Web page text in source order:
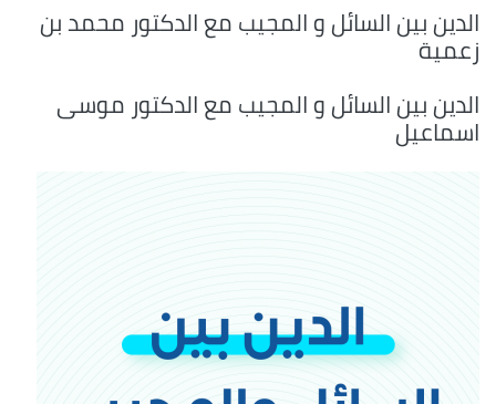
الدين بين السائل و المجيب مع الدكتور محمد بن
زعمية
الدين بين السائل و المجيب مع الدكتور موسى
اسماعيل